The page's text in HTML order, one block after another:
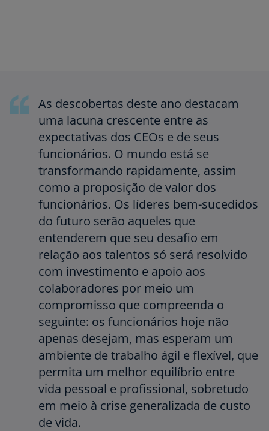
As descobertas deste ano destacam
uma lacuna crescente entre as
expectativas dos CEOs e de seus
funcionários. O mundo está se
transformando rapidamente, assim
como a proposição de valor dos
funcionários. Os líderes bem-sucedidos
do futuro serão aqueles que
entenderem que seu desafio em
relação aos talentos só será resolvido
com investimento e apoio aos
colaboradores por meio um
compromisso que compreenda o
seguinte: os funcionários hoje não
apenas desejam, mas esperam um
ambiente de trabalho ágil e flexível, que
permita um melhor equilíbrio entre
vida pessoal e profissional, sobretudo
em meio à crise generalizada de custo
de vida.